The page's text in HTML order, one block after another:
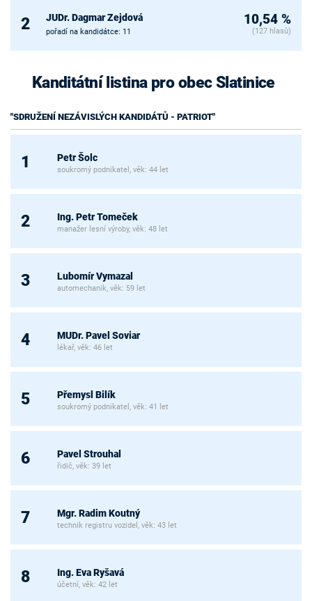
2 JUDr. Dagmar Zejdová
pořadí na kandidátce: 11
10,54 %
(127 hlasů)
Kanditátní listina pro obec Slatinice
"SDRUŽENÍ NEZÁVISLÝCH KANDIDÁTŮ - PATRIOT"
1 Petr Šolc
soukromý podnikatel, věk: 44 let
2 Ing. Petr Tomeček
manažer lesní výroby, věk: 48 let
3 Lubomír Vymazal
automechanik, věk: 59 let
4 MUDr. Pavel Soviar
lékař, věk: 46 let
5 Přemysl Bilík
soukromý podnikatel, věk: 41 let
6 Pavel Strouhal
řidič, věk: 39 let
7 Mgr. Radim Koutný
technik registru vozidel, věk: 43 let
8 Ing. Eva Ryšavá
účetní, věk: 42 let